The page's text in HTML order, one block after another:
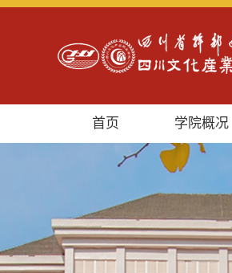
首页 学院概况